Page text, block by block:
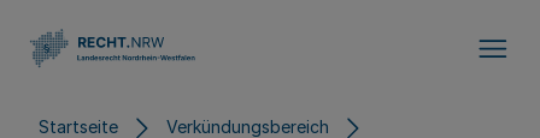
Startseite Verkündungsbereich